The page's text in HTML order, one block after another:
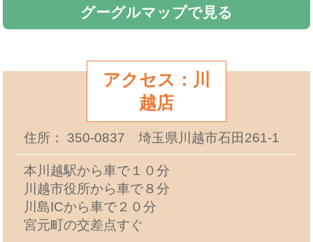
グーグルマップで見る
アクセス：川
越店
住所： 350-0837 埼玉県川越市石田261-1
本川越駅から車で１０分
川越市役所から車で８分
川島ICから車で２０分
宮元町の交差点すぐ